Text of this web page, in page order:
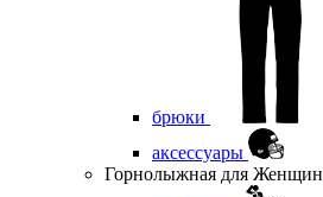
брюки
аксессуары
Горнолыжная для Женщин